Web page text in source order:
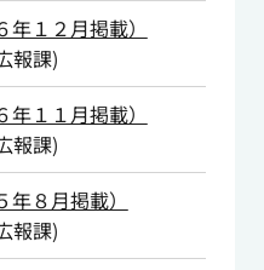
１２月掲載）
報課)
１１月掲載）
報課)
８月掲載）
報課)